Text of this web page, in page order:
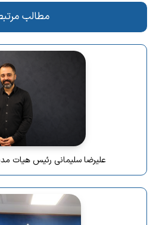
مطالب
علیرضا سلیمانی رئیس هیات